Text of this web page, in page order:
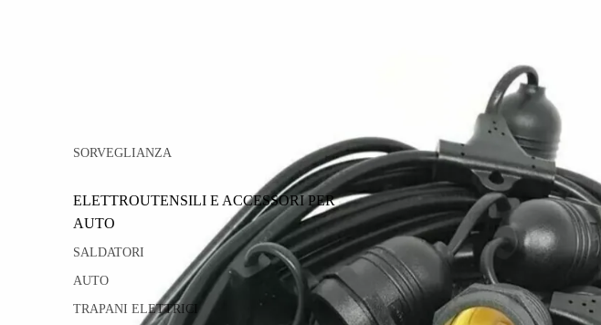
SORVEGLIANZA
ELETTROUTENSILI E ACCESSORI PER
AUTO
SALDATORI
AUTO
TRAPANI ELETTRICI